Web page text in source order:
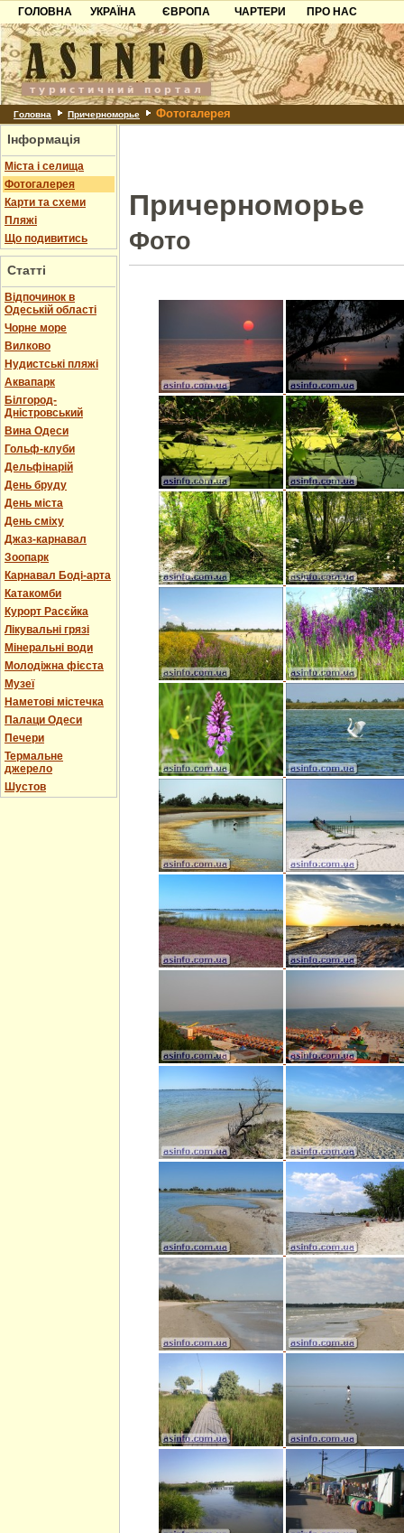
ГОЛОВНА
УКРАЇНА
Карпати
Азов
Причорноморря
Шацьк
ЄВРОПА
Чорногорія
Хорватія
Болгарія
Албанія
ЧАРТЕРИ
ПРО НАС
Контакти
Партнерам
Додати готель
Головна Причерноморье Фотогалерея
Інформація
Міста і селища
Фотогалерея
Карти та схеми
Пляжі
Що подивитись
Статті
Відпочинок в
Одеській області
Чорне море
Вилково
Нудистські пляжі
Аквапарк
Білгород-
Дністровський
Вина Одеси
Гольф-клуби
Дельфінарій
День бруду
День міста
День сміху
Джаз-карнавал
Зоопарк
Карнавал Боді-арта
Катакомби
Курорт Расєйка
Лікувальні грязі
Мінеральні води
Молодіжна фієста
Музеї
Наметові містечка
Палаци Одеси
Печери
Термальне
джерело
Шустов
Причерноморье
Фото